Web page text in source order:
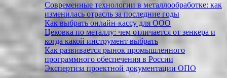
Современные технологии в металлообработке: как
изменилась отрасль за последние годы
Как выбрать онлайн-кассу для ООО
Цековка по металлу: чем отличается от зенкера и
когда какой инструмент выбрать
Как развивается рынок промышленного
программного обеспечения в России
Экспертиза проектной документации ОПО